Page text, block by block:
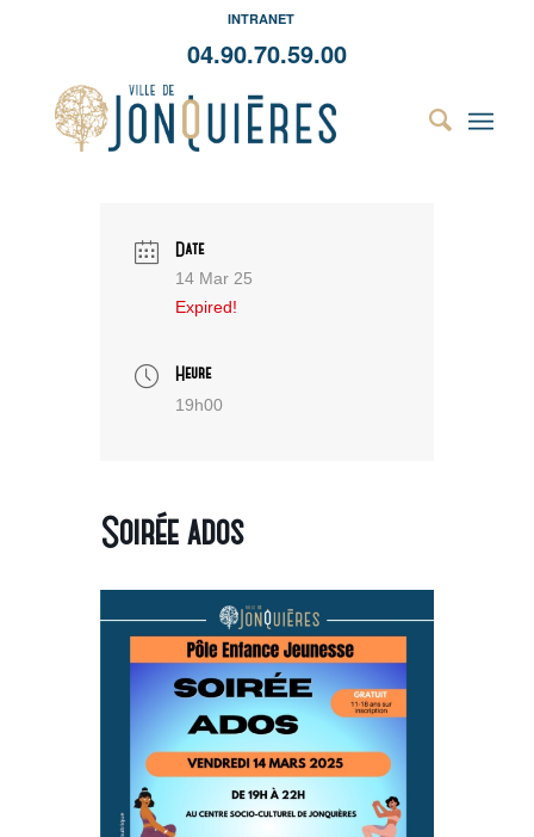
INTRANET
04.90.70.59.00
Date
14 Mar 25
Expired!
Heure
19h00
Soirée ados